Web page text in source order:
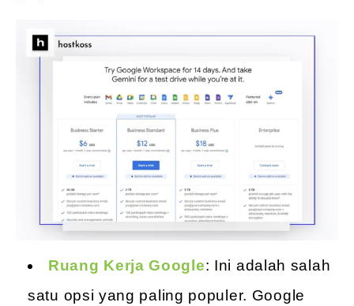
Ruang Kerja Google: Ini adalah salah
satu opsi yang paling populer. Google